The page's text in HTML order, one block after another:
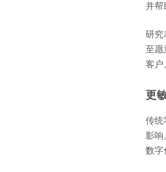
并帮
研究
至愿
客户
更
传统
影响
数字